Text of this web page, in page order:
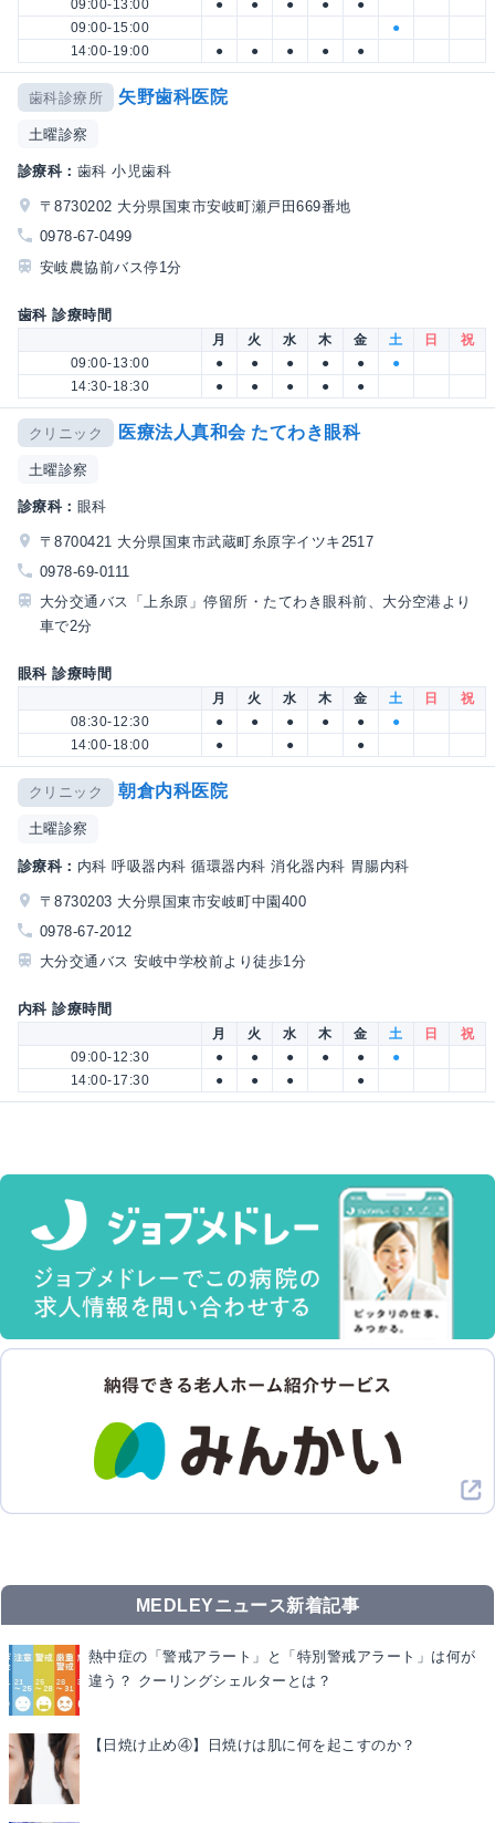
09:00-13:00
● ● ● ●
●
09:00-15:00
●
14:00-19:00
● ● ● ● ●
歯科診療所 矢野歯科医院
土曜診察
診療科： 歯科 小児歯科
〒8730202 大分県国東市安岐町瀬戸田669番地
0978-67-0499
安岐農協前バス停1分
歯科 診療時間
月 火 水 木 金 土 日
祝
09:00-13:00
● ● ● ● ●
●
14:30-18:30
● ● ● ● ●
クリニック 医療法人真和会 たてわき眼科
土曜診察
診療科： 眼科
〒8700421 大分県国東市武蔵町糸原字イツキ2517
0978-69-0111
大分交通バス「上糸原」停留所・たてわき眼科前、大分空港より
車で2分
眼科 診療時間
月 火 水 木 金 土 日
祝
08:30-12:30
● ● ● ● ●
●
14:00-18:00
● ● ●
クリニック 朝倉内科医院
土曜診察
診療科： 内科 呼吸器内科 循環器内科 消化器内科 胃腸内科
〒8730203 大分県国東市安岐町中園400
0978-67-2012
大分交通バス 安岐中学校前より徒歩1分
内科 診療時間
月 火 水 木 金 土 日
祝
09:00-12:30
● ● ● ● ●
●
14:00-17:30
● ● ● ●
MEDLEYニュース新着記事
熱中症の「警戒アラート」と「特別警戒アラート」は何が
違う？ クーリングシェルターとは？
【日焼け止め④】日焼けは肌に何を起こすのか？